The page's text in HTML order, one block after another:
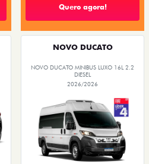
Quero agora!
NOVO DUCATO
NOVO DUCATO MINIBUS LUXO 16L 2.2
DIESEL
2026/2026